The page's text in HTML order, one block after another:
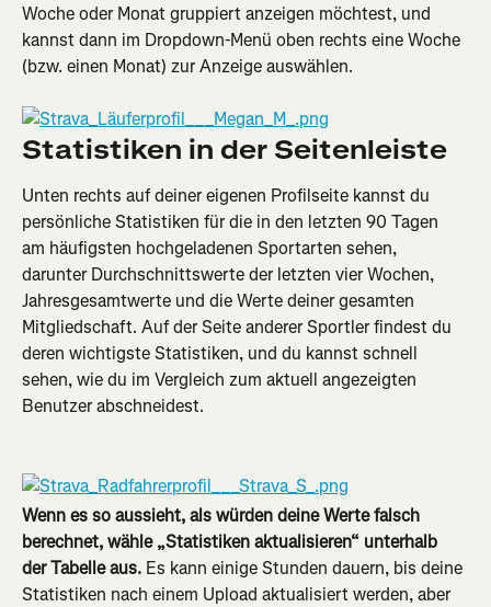
Woche oder Monat gruppiert anzeigen möchtest, und
kannst dann im Dropdown-Menü oben rechts eine Woche
(bzw. einen Monat) zur Anzeige auswählen.
Statistiken in der Seitenleiste
Unten rechts auf deiner eigenen Profilseite kannst du
persönliche Statistiken für die in den letzten 90 Tagen
am häufigsten hochgeladenen Sportarten sehen,
darunter Durchschnittswerte der letzten vier Wochen,
Jahresgesamtwerte und die Werte deiner gesamten
Mitgliedschaft. Auf der Seite anderer Sportler findest du
deren wichtigste Statistiken, und du kannst schnell
sehen, wie du im Vergleich zum aktuell angezeigten
Benutzer abschneidest.
Wenn es so aussieht, als würden deine Werte falsch
berechnet, wähle „Statistiken aktualisieren“ unterhalb
der Tabelle aus. Es kann einige Stunden dauern, bis deine
Statistiken nach einem Upload aktualisiert werden, aber